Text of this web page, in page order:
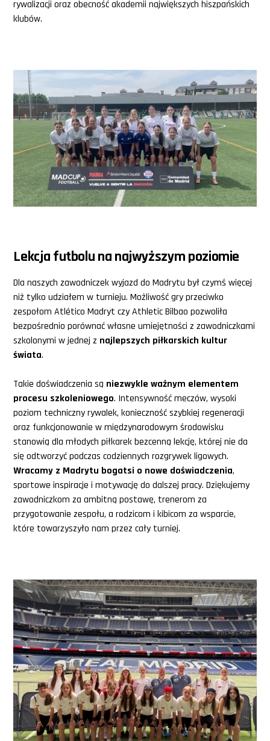
rywalizacji oraz obecność akademii największych hiszpańskich
klubów.
Lekcja futbolu na najwyższym poziomie
Dla naszych zawodniczek wyjazd do Madrytu był czymś więcej
niż tylko udziałem w turnieju. Możliwość gry przeciwko
zespołom Atlético Madryt czy Athletic Bilbao pozwoliła
bezpośrednio porównać własne umiejętności z zawodniczkami
szkolonymi w jednej z najlepszych piłkarskich kultur
świata.
Takie doświadczenia są niezwykle ważnym elementem
procesu szkoleniowego. Intensywność meczów, wysoki
poziom techniczny rywalek, konieczność szybkiej regeneracji
oraz funkcjonowanie w międzynarodowym środowisku
stanowią dla młodych piłkarek bezcenną lekcję, której nie da
się odtworzyć podczas codziennych rozgrywek ligowych.
Wracamy z Madrytu bogatsi o nowe doświadczenia,
sportowe inspiracje i motywację do dalszej pracy. Dziękujemy
zawodniczkom za ambitną postawę, trenerom za
przygotowanie zespołu, a rodzicom i kibicom za wsparcie,
które towarzyszyło nam przez cały turniej.